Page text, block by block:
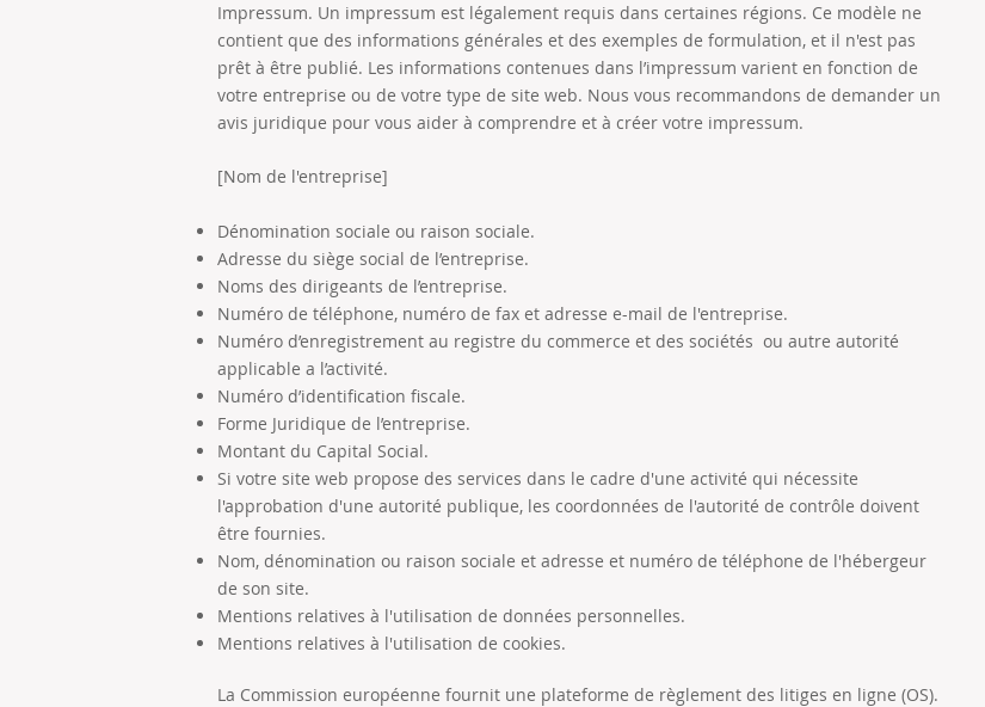
Impressum. Un impressum est légalement requis dans certaines régions. Ce modèle ne
contient que des informations générales et des exemples de formulation, et il n'est pas
prêt à être publié. Les informations contenues dans l’impressum varient en fonction de
votre entreprise ou de votre type de site web. Nous vous recommandons de demander un
avis juridique pour vous aider à comprendre et à créer votre impressum.
[Nom de l'entreprise]
Dénomination sociale ou raison sociale.
Adresse du siège social de l’entreprise.
Noms des dirigeants de l’entreprise.
Numéro de téléphone, numéro de fax et adresse e-mail de l'entreprise.
Numéro d’enregistrement au registre du commerce et des sociétés ou autre autorité
applicable a l’activité.
Numéro d’identification fiscale.
Forme Juridique de l’entreprise.
Montant du Capital Social.
Si votre site web propose des services dans le cadre d'une activité qui nécessite
l'approbation d'une autorité publique, les coordonnées de l'autorité de contrôle doivent
être fournies. ​​​
Nom, dénomination ou raison sociale et adresse et numéro de téléphone de l'hébergeur
de son site.
Mentions relatives à l'utilisation de données personnelles.
Mentions relatives à l'utilisation de cookies.
La Commission européenne fournit une plateforme de règlement des litiges en ligne (OS).